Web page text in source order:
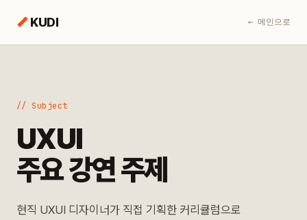
KUDI ← 메인으로
// Subject
UXUI
주요 강연 주제
현직 UXUI 디자이너가 직접 기획한 커리큘럼으로